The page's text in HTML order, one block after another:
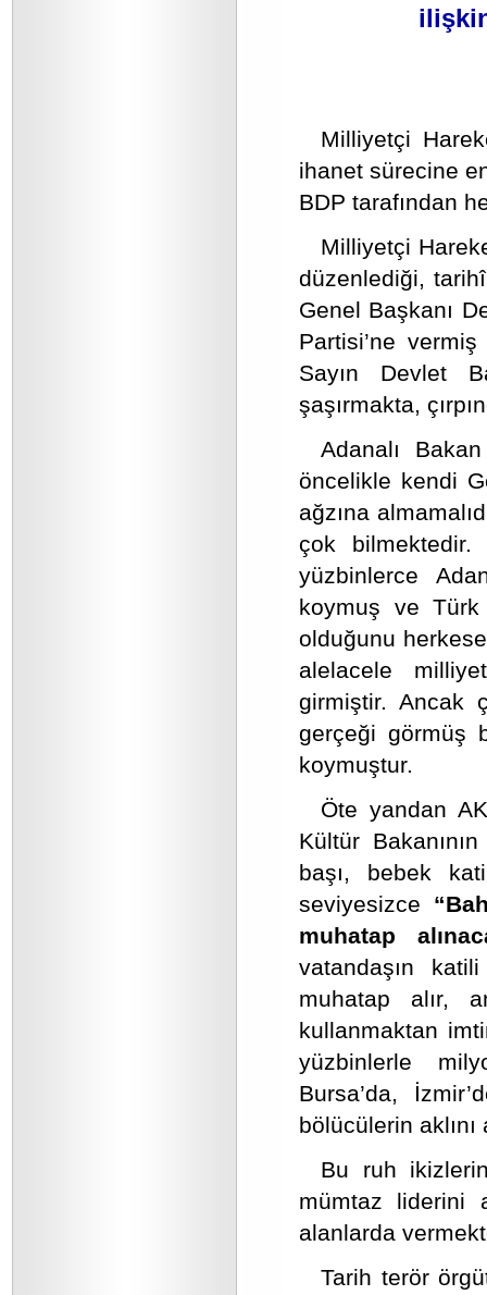
Milliyetçi
ihanet sürecine
BDP tarafından
Milliyetçi
düzenlediği,
Genel Başkanı
Partisi’ne
Sayın Devlet
şaşırmakta,
Adanalı
öncelikle kendi
ağzına
çok bilmektedir.
yüzbinlerce
koymuş ve Türk
olduğunu
alelacele
girmiştir. Ancak
gerçeği görmüş
koymuştur.
Öte yandan
Kültür
başı, bebek
seviyesizce
muhatap
vatandaşın
muhatap alır,
kullanmaktan
yüzbinlerle
Bursa’da,
bölücülerin
Bu ruh
mümtaz liderini
alanlarda
Tarih terör